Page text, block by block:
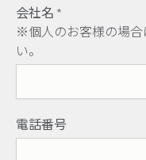
会社名 *
※個人のお客様の場合
い。
電話番号